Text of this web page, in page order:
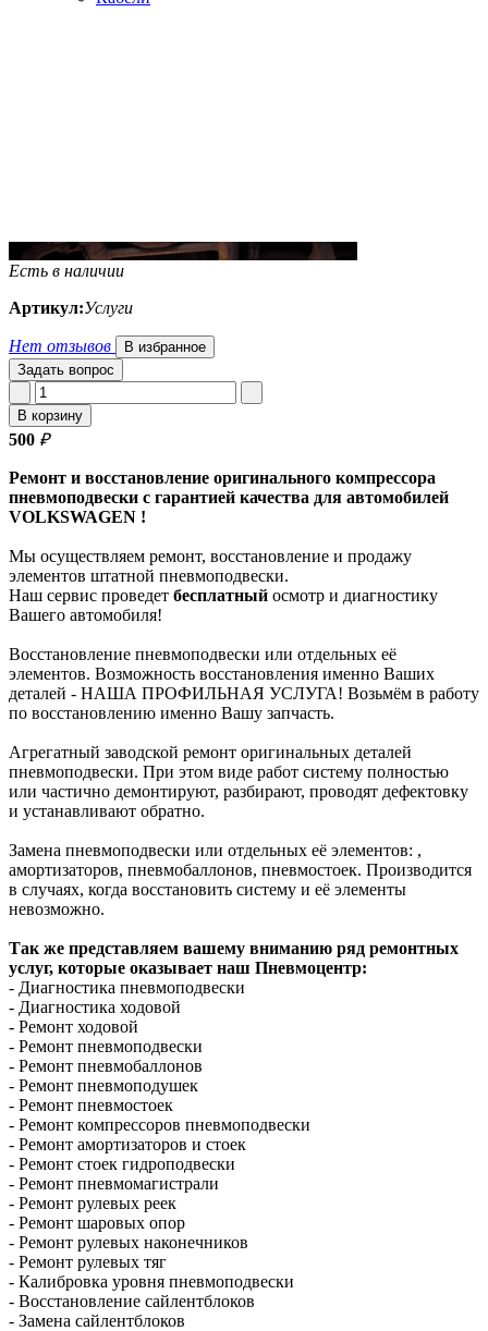
Есть в наличии
Артикул:Услуги
Нет отзывов
В избранное
Задать вопрос
В корзину
500 ₽
Ремонт и восстановление оригинального компрессора
пневмоподвески с гарантией качества для автомобилей
VOLKSWAGEN !
Мы осуществляем ремонт, восстановление и продажу
элементов штатной пневмоподвески.
Наш сервис проведет бесплатный осмотр и диагностику
Вашего автомобиля!
Восстановление пневмоподвески или отдельных её
элементов. Возможность восстановления именно Ваших
деталей - НАША ПРОФИЛЬНАЯ УСЛУГА! Возьмём в работу
по восстановлению именно Вашу запчасть.
Агрегатный заводской ремонт оригинальных деталей
пневмоподвески. При этом виде работ систему полностью
или частично демонтируют, разбирают, проводят дефектовку
и устанавливают обратно.
Замена пневмоподвески или отдельных её элементов: ,
амортизаторов, пневмобаллонов, пневмостоек. Производится
в случаях, когда восстановить систему и её элементы
невозможно.
Так же представляем вашему вниманию ряд ремонтных
услуг, которые оказывает наш Пневмоцентр:
- Диагностика пневмоподвески
- Диагностика ходовой
- Ремонт ходовой
- Ремонт пневмоподвески
- Ремонт пневмобаллонов
- Ремонт пневмоподушек
- Ремонт пневмостоек
- Ремонт компрессоров пневмоподвески
- Ремонт амортизаторов и стоек
- Ремонт стоек гидроподвески
- Ремонт пневмомагистрали
- Ремонт рулевых реек
- Ремонт шаровых опор
- Ремонт рулевых наконечников
- Ремонт рулевых тяг
- Калибровка уровня пневмоподвески
- Восстановление сайлентблоков
- Замена сайлентблоков